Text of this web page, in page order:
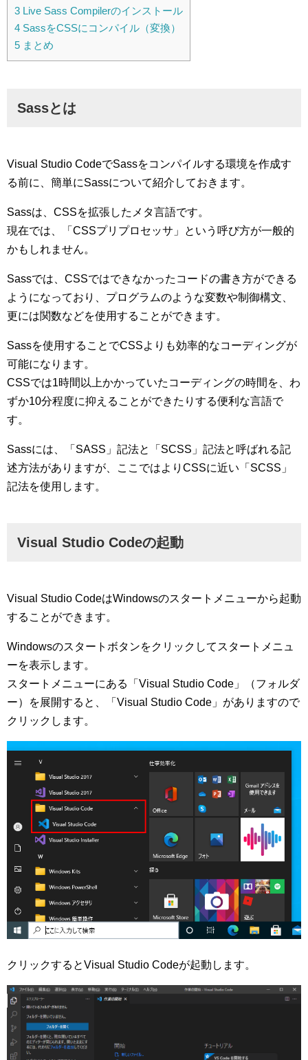
3 Live Sass Compilerのインストール
4 SassをCSSにコンパイル（変換）
5 まとめ
Sassとは
Visual Studio CodeでSassをコンパイルする環境を作成す
る前に、簡単にSassについて紹介しておきます。
Sassは、CSSを拡張したメタ言語です。
現在では、「CSSプリプロセッサ」という呼び方が一般的
かもしれません。
Sassでは、CSSではできなかったコードの書き方ができる
ようになっており、プログラムのような変数や制御構文、
更には関数などを使用することができます。
Sassを使用することでCSSよりも効率的なコーディングが
可能になります。
CSSでは1時間以上かかっていたコーディングの時間を、わ
ずか10分程度に抑えることができたりする便利な言語で
す。
Sassには、「SASS」記法と「SCSS」記法と呼ばれる記
述方法がありますが、ここではよりCSSに近い「SCSS」
記法を使用します。
Visual Studio Codeの起動
Visual Studio CodeはWindowsのスタートメニューから起動
することができます。
Windowsのスタートボタンをクリックしてスタートメニュ
ーを表示します。
スタートメニューにある「Visual Studio Code」（フォルダ
ー）を展開すると、「Visual Studio Code」がありますので
クリックします。
クリックするとVisual Studio Codeが起動します。